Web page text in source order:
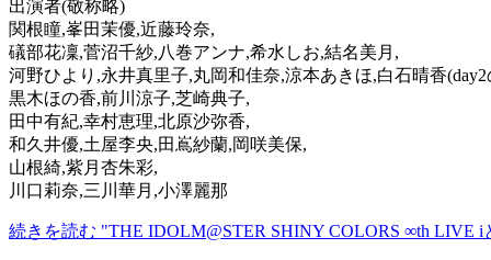
出演者(敬称略)
関根瞳,峯田茉優,近藤玲奈,
礒部花凜,菅沼千紗,八巻アンナ,希水しお,結名美月,
河野ひより,永井真里子,丸岡和佳奈,涼本あきほ,白石晴香(day2
黒木ほの香,前川涼子,芝崎典子,
田中有紀,幸村恵理,北原沙弥香,
和久井優,土屋李央,田嶌紗蘭,岡咲美保,
山根綺,紫月杏朱彩,
川口莉奈,三川華月,小澤麗那
続きを読む "THE IDOLM@STER SHINY COLORS ∞th LIVE i